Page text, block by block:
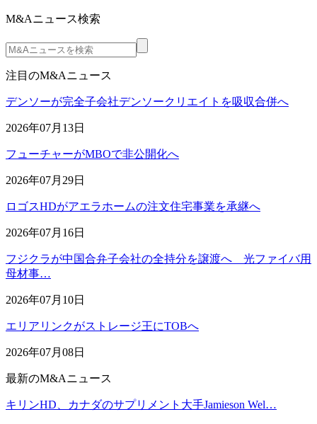
M&Aニュース検索
注目のM&Aニュース
デンソーが完全子会社デンソークリエイトを吸収合併へ
2026年07月13日
フューチャーがMBOで非公開化へ
2026年07月29日
ロゴスHDがアエラホームの注文住宅事業を承継へ
2026年07月16日
フジクラが中国合弁子会社の全持分を譲渡へ 光ファイバ用
母材事…
2026年07月10日
エリアリンクがストレージ王にTOBへ
2026年07月08日
最新のM&Aニュース
キリンHD、カナダのサプリメント大手Jamieson Wel…